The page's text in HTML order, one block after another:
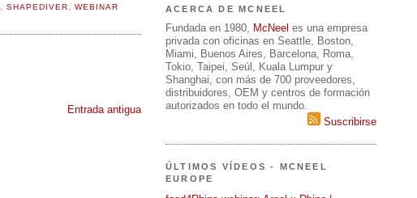
,SHAPEDIVER,WEBINAR
Entrada antigua
ACERCA DE MCNEEL
Fundada en 1980, McNeel es una empresa
privada con oficinas en Seattle, Boston,
Miami, Buenos Aires, Barcelona, Roma,
Tokio, Taipei, Seúl, Kuala Lumpur y
Shanghai, con más de 700 proveedores,
distribuidores, OEM y centros de formación
autorizados en todo el mundo.
Suscribirse
ÚLTIMOS VÍDEOS - MCNEEL
EUROPE